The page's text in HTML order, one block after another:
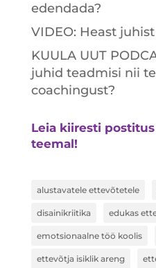
edendada?
VIDEO: Heast
KUULA UUT
juhid teadmisi nii
coachingust?
Leia kiiresti
teemal!
alustavatele ettevõtetele
disainikriitika edukas
emotsionaalne töö koolis
ettevõtja isiklik areng